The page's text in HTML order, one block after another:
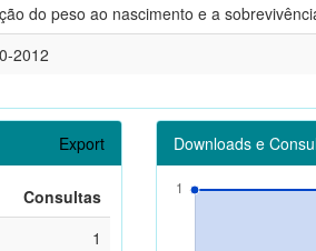
do peso ao nascimento e a
2012
Export
Consultas
1
Downloads e